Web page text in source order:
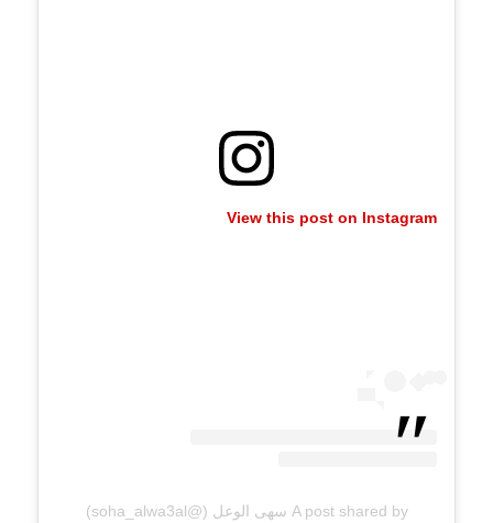
View this post on Instagram
A post shared by سهى الوعل (@soha_alwa3al)